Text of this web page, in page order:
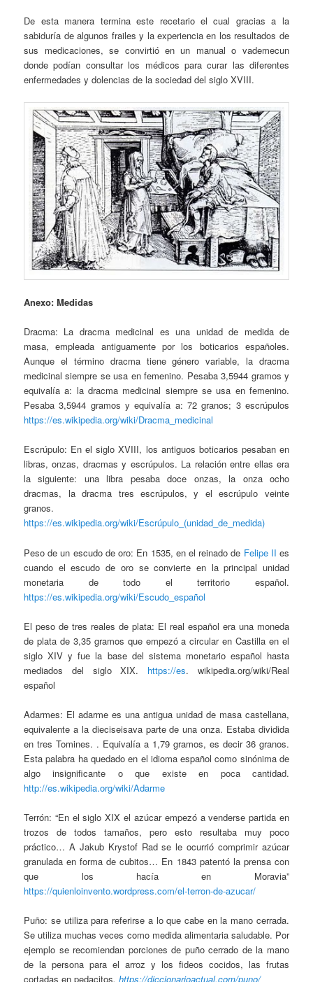
De esta manera termina este recetario el cual gracias a la
sabiduría de algunos frailes y la experiencia en los resultados de
sus medicaciones, se convirtió en un manual o vademecun
donde podían consultar los médicos para curar las diferentes
enfermedades y dolencias de la sociedad del siglo XVIII.
Anexo: Medidas
Dracma: La dracma medicinal es una unidad de medida de
masa, empleada antiguamente por los boticarios españoles.
Aunque el término dracma tiene género variable, la dracma
medicinal siempre se usa en femenino. Pesaba 3,5944 gramos y
equivalía a: la dracma medicinal siempre se usa en femenino.
Pesaba 3,5944 gramos y equivalía a: 72 granos; 3 escrúpulos
https://es.wikipedia.org/wiki/Dracma_medicinal
Escrúpulo: En el siglo XVIII, los antiguos boticarios pesaban en
libras, onzas, dracmas y escrúpulos. La relación entre ellas era
la siguiente: una libra pesaba doce onzas, la onza ocho
dracmas, la dracma tres escrúpulos, y el escrúpulo veinte
granos.
https://es.wikipedia.org/wiki/Escrúpulo_(unidad_de_medida)
Peso de un escudo de oro: En 1535, en el reinado de Felipe II es
cuando el escudo de oro se convierte en la principal unidad
monetaria de todo el territorio español.
https://es.wikipedia.org/wiki/Escudo_español
El peso de tres reales de plata: El real español era una moneda
de plata de 3,35 gramos que empezó a circular en Castilla en el
siglo XIV y fue la base del sistema monetario español hasta
mediados del siglo XIX. https://es. wikipedia.org/wiki/Real
español
Adarmes: El adarme es una antigua unidad de masa castellana,
equivalente a la dieciseisava parte de una onza. Estaba dividida
en tres Tomines. . Equivalía a 1,79 gramos, es decir 36 granos.
Esta palabra ha quedado en el idioma español como sinónima de
algo insignificante o que existe en poca cantidad.
http://es.wikipedia.org/wiki/Adarme
Terrón: “En el siglo XIX el azúcar empezó a venderse partida en
trozos de todos tamaños, pero esto resultaba muy poco
práctico… A Jakub Krystof Rad se le ocurrió comprimir azúcar
granulada en forma de cubitos… En 1843 patentó la prensa con
que los hacía en Moravia”
https://quienloinvento.wordpress.com/el-terron-de-azucar/
Puño: se utiliza para referirse a lo que cabe en la mano cerrada.
Se utiliza muchas veces como medida alimentaria saludable. Por
ejemplo se recomiendan porciones de puño cerrado de la mano
de la persona para el arroz y los fideos cocidos, las frutas
cortadas en pedacitos. https://diccionarioactual.com/puno/